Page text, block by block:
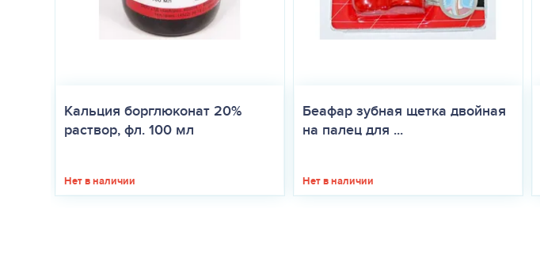
Кальция борглюконат 20%
раствор, фл. 100 мл
Нет в наличии
Беафар зубная щетка двойная
на палец для ...
Нет в наличии